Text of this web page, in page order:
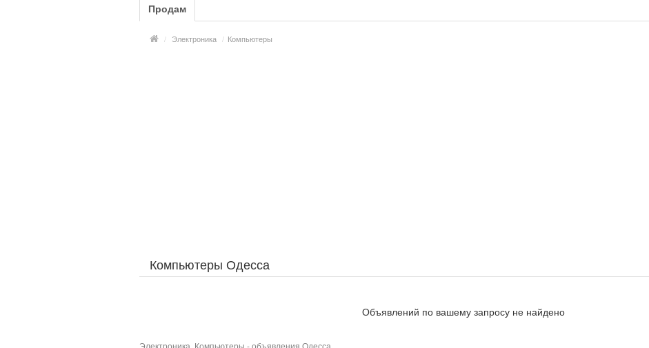
Продам
/ Электроника / Компьютеры
Компьютеры Одесса
Объявлений по вашему запросу не найдено
Электроника, Компьютеры - объявления Одесса